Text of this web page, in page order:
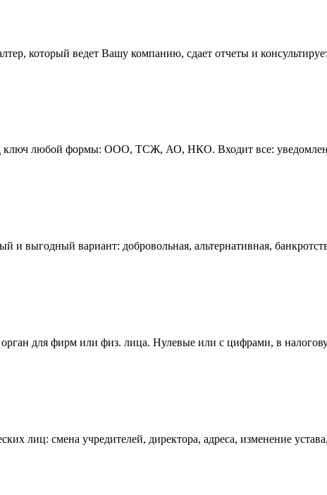
который ведет Вашу компанию, сдает отчеты и
ключ любой формы: ООО, ТСЖ, АО, НКО. Входит все:
и выгодный вариант: добровольная, альтернативная,
для фирм или физ. лица. Нулевые или с цифрами, в
лиц: смена учредителей, директора, адреса, изменение